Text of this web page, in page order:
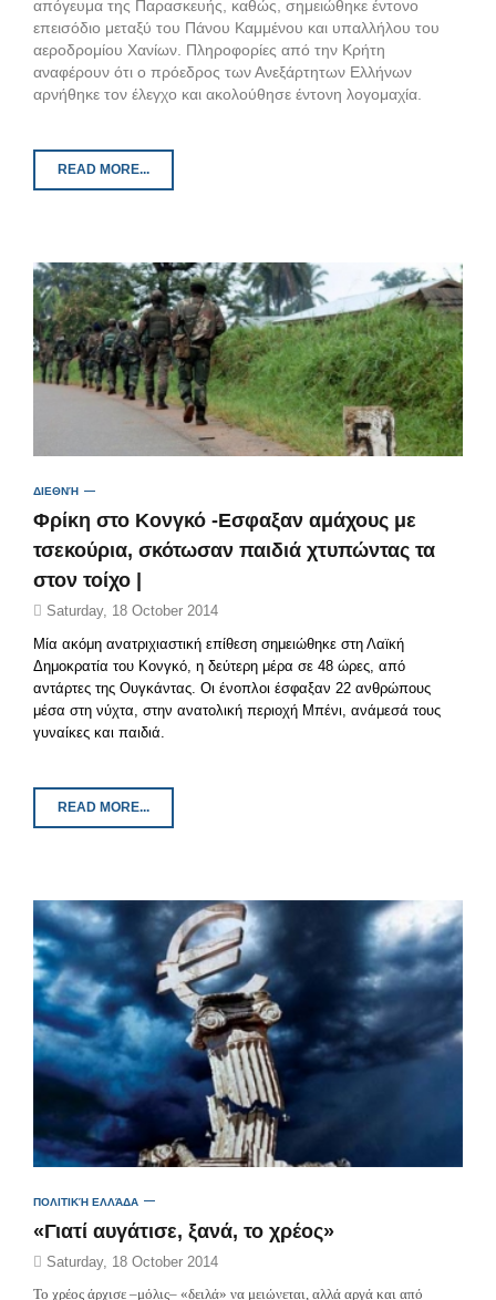
απόγευμα της Παρασκευής, καθώς, σημειώθηκε έντονο
επεισόδιο μεταξύ του Πάνου Καμμένου και υπαλλήλου του
αεροδρομίου Χανίων. Πληροφορίες από την Κρήτη
αναφέρουν ότι ο πρόεδρος των Ανεξάρτητων Ελλήνων
αρνήθηκε τον έλεγχο και ακολούθησε έντονη λογομαχία.
READ MORE...
ΔΙΕΘΝΉ
Φρίκη στο Κονγκό -Εσφαξαν αμάχους με
τσεκούρια, σκότωσαν παιδιά χτυπώντας τα
στον τοίχο |
Saturday, 18 October 2014
Μία ακόμη ανατριχιαστική επίθεση σημειώθηκε στη Λαϊκή
Δημοκρατία του Κονγκό, η δεύτερη μέρα σε 48 ώρες, από
αντάρτες της Ουγκάντας. Οι ένοπλοι έσφαξαν 22 ανθρώπους
μέσα στη νύχτα, στην ανατολική περιοχή Μπένι, ανάμεσά τους
γυναίκες και παιδιά.
READ MORE...
ΠΟΛΙΤΙΚΉ ΕΛΛΆΔΑ
«Γιατί αυγάτισε, ξανά, το χρέος»
Saturday, 18 October 2014
To χρέος άρχισε –μόλις– «δειλά» να μειώνεται, αλλά αργά και από